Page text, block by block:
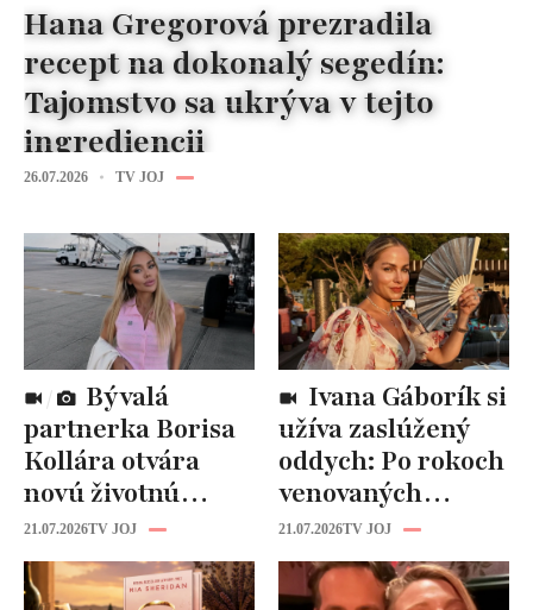
Hana Gregorová prezradila
recept na dokonalý segedín:
Tajomstvo sa ukrýva v tejto
ingrediencii
26.07.2026 TV JOJ
partnerka Borisa
Kollára otvára
novú životnú
kapitolu: Laura
Vizváryová ide
pomáhať ženám
21.07.2026TV JOJ
užíva zaslúžený
oddych: Po rokoch
venovaných
rodine prišiel čas
na seba
21.07.2026TV JOJ